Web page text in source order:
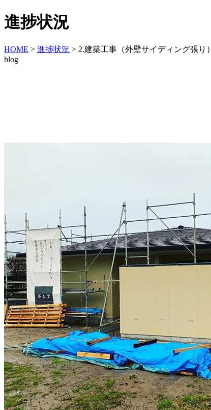
進捗状況
HOME > 進捗状況 > 2.建築工事（外壁サイディング張り）
blog